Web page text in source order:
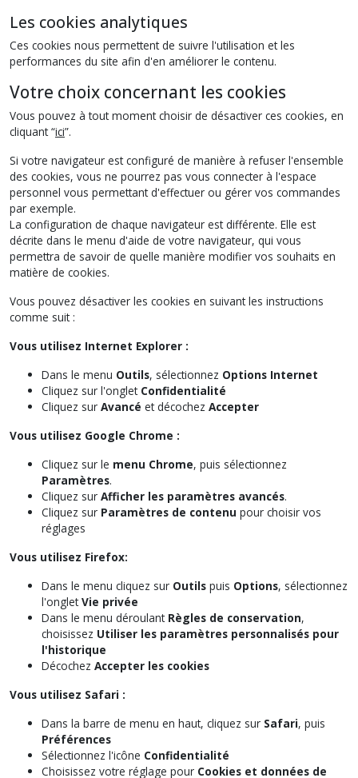
Les cookies analytiques
Ces cookies nous permettent de suivre l'utilisation et les
performances du site afin d'en améliorer le contenu.
Votre choix concernant les cookies
Vous pouvez à tout moment choisir de désactiver ces cookies, en
cliquant “ici”.
Si votre navigateur est configuré de manière à refuser l'ensemble
des cookies, vous ne pourrez pas vous connecter à l'espace
personnel vous permettant d'effectuer ou gérer vos commandes
par exemple.
La configuration de chaque navigateur est différente. Elle est
décrite dans le menu d'aide de votre navigateur, qui vous
permettra de savoir de quelle manière modifier vos souhaits en
matière de cookies.
Vous pouvez désactiver les cookies en suivant les instructions
comme suit :
Vous utilisez Internet Explorer :
Dans le menu Outils, sélectionnez Options Internet
Cliquez sur l'onglet Confidentialité
Cliquez sur Avancé et décochez Accepter
Vous utilisez Google Chrome :
Cliquez sur le menu Chrome, puis sélectionnez
Paramètres.
Cliquez sur Afficher les paramètres avancés.
Cliquez sur Paramètres de contenu pour choisir vos
réglages
Vous utilisez Firefox:
Dans le menu cliquez sur Outils puis Options, sélectionnez
l'ongletVie privée
Dans le menu déroulant Règles de conservation,
choisissez Utiliser les paramètres personnalisés pour
l'historique
Décochez Accepter les cookies
Vous utilisez Safari :
Dans la barre de menu en haut, cliquez sur Safari, puis
Préférences
Sélectionnez l'icône Confidentialité
Choisissez votre réglage pour Cookies et données de